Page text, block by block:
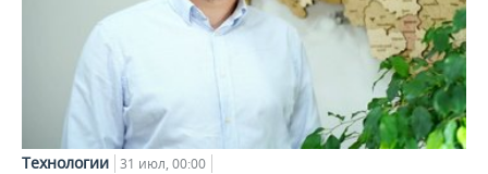
Технологии 31 июл, 00:00